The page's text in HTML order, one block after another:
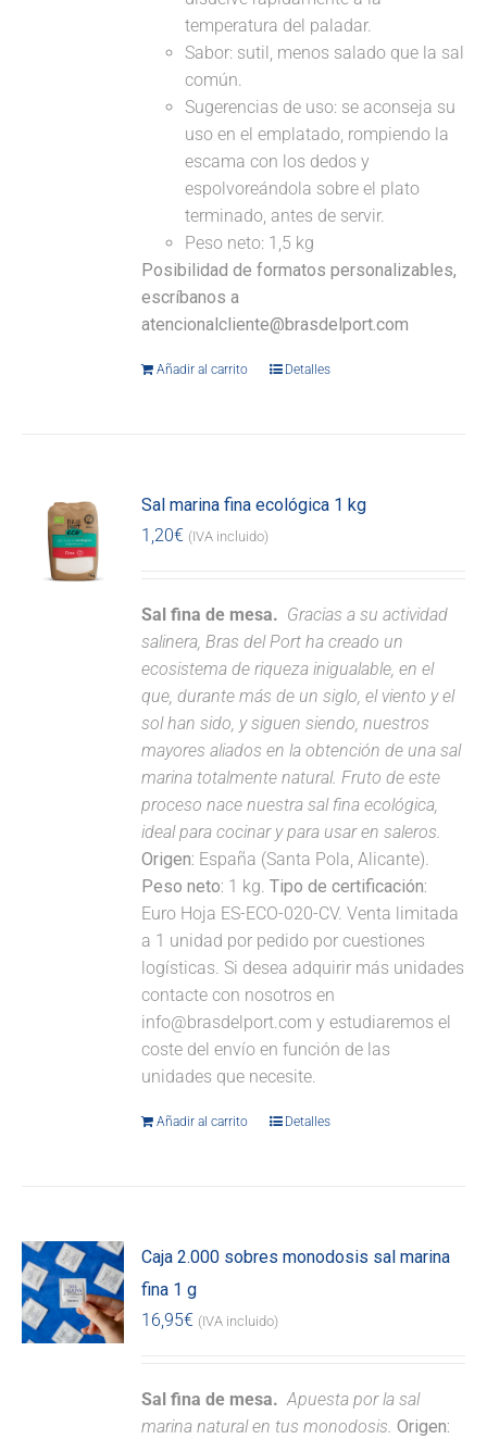
temperatura del paladar.
Sabor: sutil, menos salado que la sal
común.
Sugerencias de uso: se aconseja su
uso en el emplatado, rompiendo la
escama con los dedos y
espolvoreándola sobre el plato
terminado, antes de servir.
Peso neto: 1,5 kg
Posibilidad de formatos personalizables,
escríbanos a
atencionalcliente@brasdelport.com
Añadir al carrito Detalles
Sal marina fina ecológica 1 kg
1,20€ (IVA incluido)
Sal fina de mesa. Gracias a su actividad
salinera, Bras del Port ha creado un
ecosistema de riqueza inigualable, en el
que, durante más de un siglo, el viento y el
sol han sido, y siguen siendo, nuestros
mayores aliados en la obtención de una sal
marina totalmente natural. Fruto de este
proceso nace nuestra sal fina ecológica,
ideal para cocinar y para usar en saleros.
Origen: España (Santa Pola, Alicante).
Peso neto: 1 kg.Tipo de certificación:
Euro Hoja ES-ECO-020-CV. Venta limitada
a 1 unidad por pedido por cuestiones
logísticas. Si desea adquirir más unidades
contacte con nosotros en
info@brasdelport.com y estudiaremos el
coste del envío en función de las
unidades que necesite.
Añadir al carrito Detalles
Caja 2.000 sobres monodosis sal marina
fina 1 g
16,95€ (IVA incluido)
Sal fina de mesa. Apuesta por la sal
marina natural en tus monodosis. Origen: